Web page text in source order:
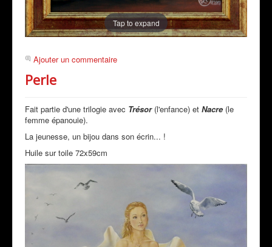
Tap to expand
Ajouter un commentaire
Perle
Fait partie d'une trilogie avec Trésor(l'enfance) et Nacre (le
femme épanouie).
La jeunesse, un bijou dans son écrin... !
Huile sur toile 72x59cm